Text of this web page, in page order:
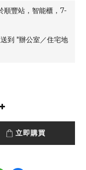
豐站，智能櫃，7-
到 "辦公室／住宅地
立即購買